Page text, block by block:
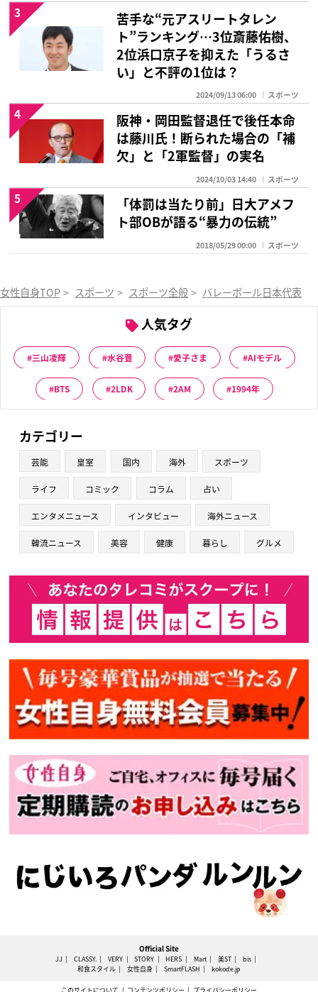
苦手な“元アスリートタレン
ト”ランキング…3位斎藤佑樹、
2位浜口京子を抑えた「うるさ
い」と不評の1位は？
2024/09/13 06:00 スポーツ
3
阪神・岡田監督退任で後任本命
は藤川氏！断られた場合の「補
欠」と「2軍監督」の実名
2024/10/03 14:40 スポーツ
4
「体罰は当たり前」日大アメフ
ト部OBが語る“暴力の伝統”
2018/05/29 00:00 スポーツ
5
女性自身TOP > スポーツ > スポーツ全般 > バレーボール日本代表
人気タグ
三山凌輝 水谷豊 愛子さま AIモデル
BTS 2LDK 2AM 1994年
カテゴリー
芸能 皇室 国内 海外 スポーツ
ライフ コミック コラム 占い
エンタメニュース インタビュー 海外ニュース
韓流ニュース 美容 健康 暮らし グルメ
Official Site
JJ CLASSY. VERY STORY HERS Mart 美ST
bis
和食スタイル
女性自身 SmartFLASH kokode.jp
このサイトについて コンテンツポリシー プライバシーポリシー